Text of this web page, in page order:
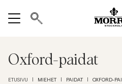
Shop (KESÄALE) *ta bort
Myyntiin
Oxford-paidat
ETUSIVU MIEHET PAIDAT OXFORD-